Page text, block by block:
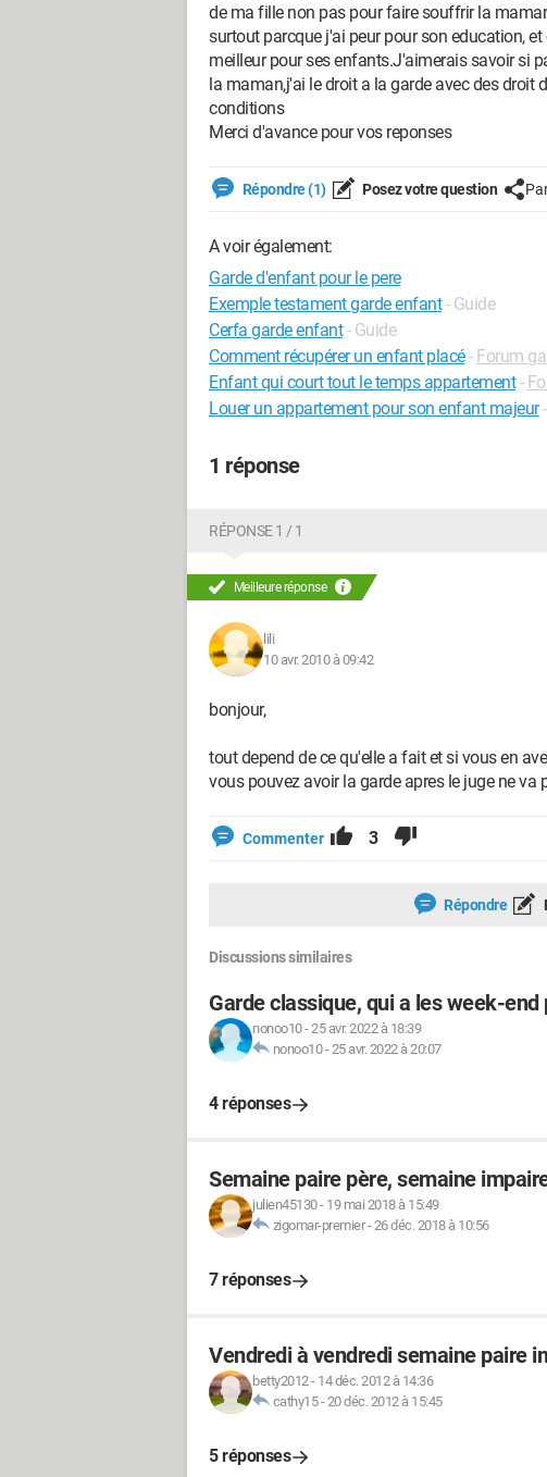
de ma fille non pas pour faire souffrir la
surtout parcque j'ai peur pour son education,
meilleur pour ses enfants.J'aimerais savoir si
la maman,j'ai le droit a la garde avec des droit
conditions
Merci d'avance pour vos reponses
Répondre (1) Posez votre question
A voir également:
Garde d'enfant pour le pere
Exemple testament garde enfant - Guide
Cerfa garde enfant - Guide
Comment récupérer un enfant placé- Forum
Enfant qui court tout le temps appartement -
Louer un appartement pour son enfant majeur-
1 réponse
RÉPONSE 1 / 1
Meilleure réponse
lili
10 avr. 2010 à 09:42
bonjour,
tout depend de ce qu'elle a fait et si vous en
vous pouvez avoir la garde apres le juge ne
Commenter 3
Répondre
Discussions similaires
Garde classique, qui a les week-end
nonoo10-25 avr. 2022 à 18:39
nonoo10-25 avr. 2022 à 20:07
4 réponses
Semaine paire père, semaine
julien45130- 19 mai 2018 à 15:49
zigomar-premier-26 déc. 2018 à 10:56
7 réponses
Vendredi à vendredi semaine paire
betty2012- 14 déc. 2012 à 14:36
cathy15-20 déc. 2012 à 15:45
5 réponses